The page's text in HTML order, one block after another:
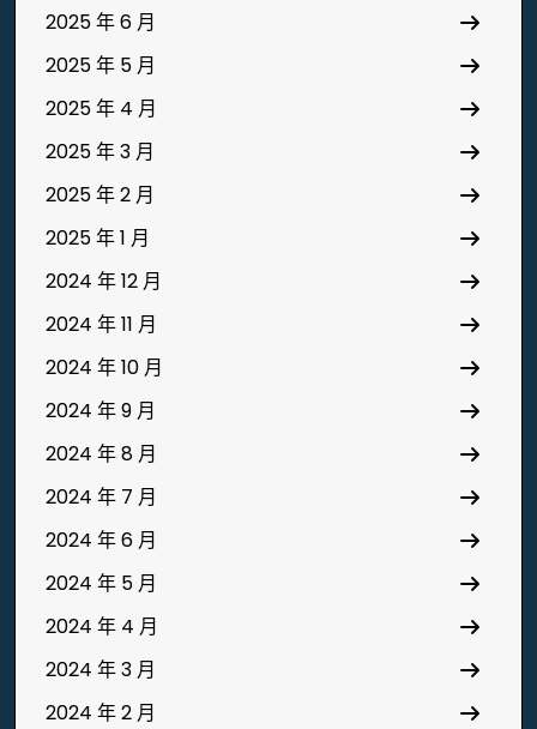
2025 年 6 月
2025 年 5 月
2025 年 4 月
2025 年 3 月
2025 年 2 月
2025 年 1 月
2024 年 12 月
2024 年 11 月
2024 年 10 月
2024 年 9 月
2024 年 8 月
2024 年 7 月
2024 年 6 月
2024 年 5 月
2024 年 4 月
2024 年 3 月
2024 年 2 月